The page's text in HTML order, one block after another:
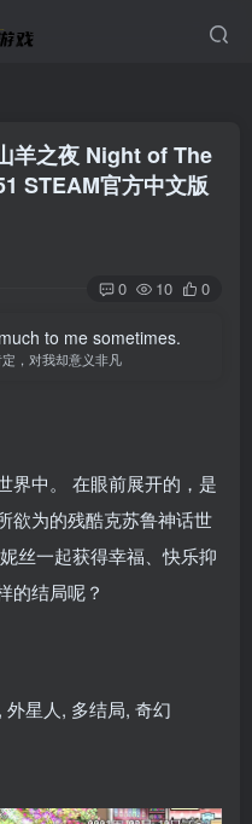
羊之夜 Night of The
STEAM官方中文版
0 10 0
to me sometimes.
，对我却意义非凡
界中。 在眼前展开的，是
欲为的残酷克苏鲁神话世
丝一起获得幸福、快乐抑
结局呢？
星人, 多结局, 奇幻